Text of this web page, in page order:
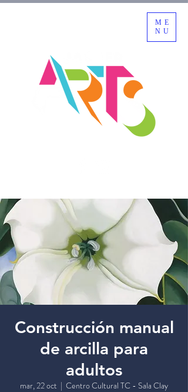
ME
NU
Construcción manual
de arcilla para
adultos
mar, 22 oct
  |
Centro Cultural TC - Sala Clay